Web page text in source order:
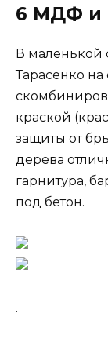
6 МДФ и
В маленькой
Тарасенко на
краской
защиты от
дерева
гарнитура,
под бетон.
.